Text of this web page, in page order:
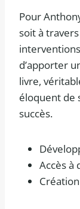
Pour
soit à
d’apporter
livre,
éloquent de
succès.
Accès à